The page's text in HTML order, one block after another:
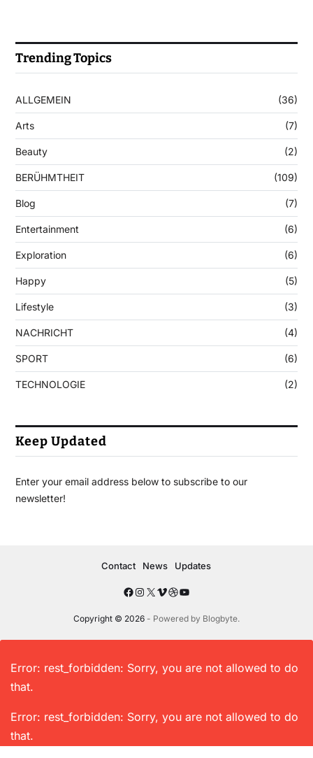
Trending Topics
ALLGEMEIN (36)
Arts (7)
Beauty (2)
BERÜHMTHEIT (109)
Blog (7)
Entertainment (6)
Exploration (6)
Happy (5)
Lifestyle (3)
NACHRICHT (4)
SPORT (6)
TECHNOLOGIE (2)
Keep Updated
Enter your email address below to subscribe to our
newsletter!
Copyright © 2026- Powered by Blogbyte.
Contact News Updates
Error: rest_forbidden: Sorry, you are not allowed to do
that.
Error: rest_forbidden: Sorry, you are not allowed to do
that.